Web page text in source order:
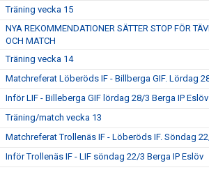
Träning vecka 15
NYA REKOMMENDATIONER SÄTTER STOP FÖR
OCH MATCH
Träning vecka 14
Matchreferat Löberöds IF - Billberga GIF. Lördag
Inför LIF - Billeberga GIF lördag 28/3 Berga IP Eslöv
Träning/match vecka 13
Matchreferat Trollenäs IF - Löberöds IF. Söndag
Inför Trollenäs IF - LIF söndag 22/3 Berga IP Eslöv